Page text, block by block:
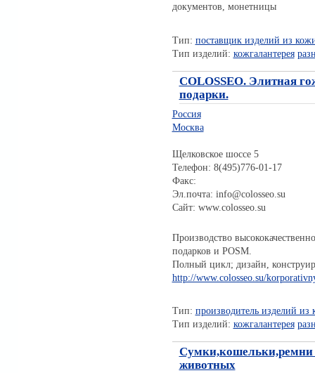
документов, монетницы
Тип: поставщик изделий из
Тип изделий: кожгалантерея
COLOSSEO. Элитная
подарки.
Россия
Москва
Щелковское шоссе 5
Телефон: 8(495)776-01-17
Факс:
Эл.почта: info@colosseo.su
Сайт: www.colosseo.su
Производство
подарков и POSM.
Полный цикл; дизайн,
http://www.colosseo.su/
Тип: производитель изделий из
Тип изделий: кожгалантерея
Сумки,кошельки,ремни
животных